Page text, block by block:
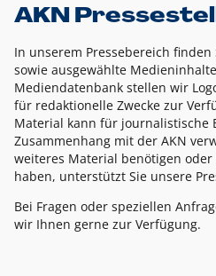
AKN
In unserem Pressebereich
sowie ausgewählte
Mediendatenbank stellen wir
für redaktionelle Zwecke zur
Material kann für journalistische
Zusammenhang mit der AKN
weiteres Material benötigen
haben, unterstützt Sie unsere
Bei Fragen oder speziellen
wir Ihnen gerne zur Verfügung.